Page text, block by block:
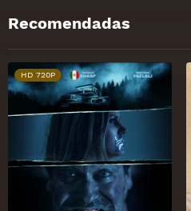
Recomendadas
HD 720P